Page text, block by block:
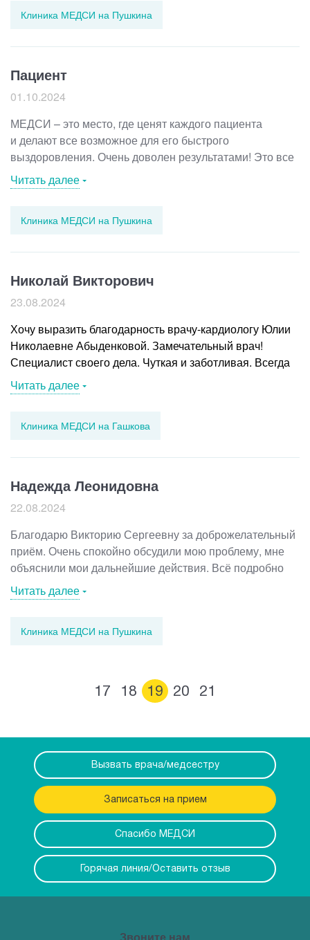
понял, что со мной происходит. После курса лечения
силы вернулись, а самочувствие стало на уровне.
В общем, если у вас проблемы с сердцем, смело
обращайтесь к Алене Петровне. Точная диагностика,
чуткое отношение и атмосфера понимания – вот что
вас ждет у этого крутого доктора. Спасибо
ей за профессионализм и заботу!
Клиника МЕДСИ на Пушкина
Пациент
01.10.2024
МЕДСИ – это место, где ценят каждого пациента
и делают все возможное для его быстрого
выздоровления. Очень доволен результатами! Это все
потому, что здесь врачи очень образованные
и пользуются принципами доказательной медицины.
Марии Геннадьевне. Спасибо, что доступным языком
обследований. Теперь я спокойна на свое женское
здоровье.
Читать далее
Клиника МЕДСИ на Пушкина
Николай Викторович
23.08.2024
Хочу выразить благодарность врачу-кардиологу Юлии
Николаевне Абыденковой. Замечательный врач!
Специалист своего дела. Чуткая и заботливая. Всегда
всё объясняет. Спасибо огромное за заботу о своих
пациентах! Желаю крепкого здоровья, карьерного
Читать далее
Клиника МЕДСИ на Гашкова
Надежда Леонидовна
22.08.2024
Благодарю Викторию Сергеевну за доброжелательный
приём. Очень спокойно обсудили мою проблему, мне
объяснили мои дальнейшие действия. Всё подробно
объяснили, успокоили. Большое спасибо.
Читать далее
Клиника МЕДСИ на Пушкина
17 18 19 20 21
Вызвать врача/медсестру
Записаться на прием
Спасибо МЕДСИ
Горячая линия/Оставить отзыв
Звоните нам